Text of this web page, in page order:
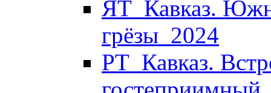
ЯТ_Кавказ.
грёзы_2024
РТ_Кавказ.